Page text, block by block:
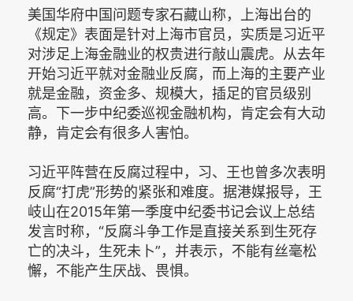
美国华府中国问题专家石藏山称，上海出台的
《规定》表面是针对上海市官员，实质是习近平
对涉足上海金融业的权贵进行敲山震虎。从去年
开始习近平就对金融业反腐，而上海的主要产业
就是金融，资金多、规模大，插足的官员级别
高。下一步中纪委巡视金融机构，肯定会有大动
静，肯定会有很多人害怕。
习近平阵营在反腐过程中，习、王也曾多次表明
反腐“打虎”形势的紧张和难度。据港媒报导，王
岐山在2015年第一季度中纪委书记会议上总结
发言时称，“反腐斗争工作是直接关系到生死存
亡的决斗，生死未卜”，并表示，不能有丝毫松
懈，不能产生厌战、畏惧。